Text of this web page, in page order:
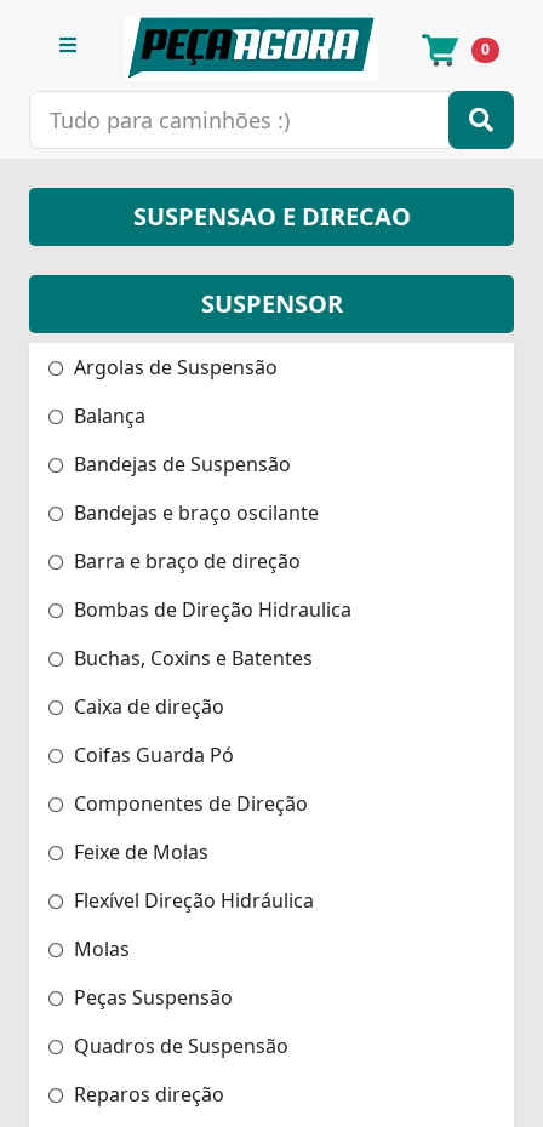
0
SUSPENSAO E DIRECAO
SUSPENSOR
Argolas de Suspensão
Balança
Bandejas de Suspensão
Bandejas e braço oscilante
Barra e braço de direção
Bombas de Direção Hidraulica
Buchas, Coxins e Batentes
Caixa de direção
Coifas Guarda Pó
Componentes de Direção
Feixe de Molas
Flexível Direção Hidráulica
Molas
Peças Suspensão
Quadros de Suspensão
Reparos direção